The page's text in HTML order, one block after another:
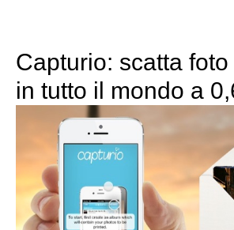
Capturio: scatta
in tutto il mondo a